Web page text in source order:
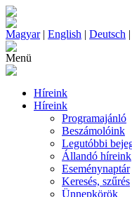
Magyar| English | Deutsch |
Menü
Híreink
Híreink
Programajánló
Beszámolóink
Legutóbbi
Állandó híreink
Eseménynaptár
Keresés, szűrés
Ünnepkörök